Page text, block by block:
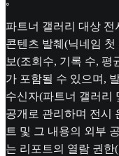
◦
파트너 갤러리 대상 전
콘텐츠 발췌(닉네임 첫
보(조회수, 기록 수, 평
가 포함될 수 있으며,
수신자(파트너 갤러리
공개로 관리하며 전시
트 및 그 내용의 외부
는 리포트의 열람 권한